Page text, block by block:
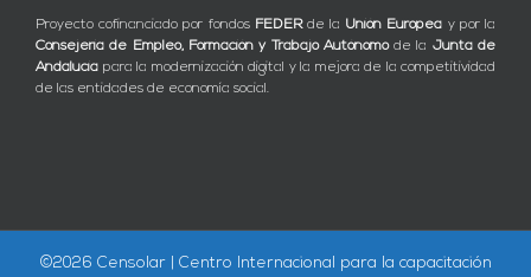
Proyecto cofinanciado por fondos FEDERde la Unión Europea y por la
Consejería de Empleo, Formación y Trabajo Autónomode la Junta de
Andalucía para la modernización digital y la mejora de la competitividad
de las entidades de economía social.
©2026 Censolar | Centro Internacional para la capacitación